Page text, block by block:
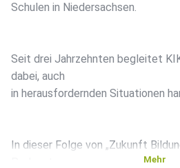
Schulen in Niedersachsen.
Seit drei Jahrzehnten begleitet
dabei, auch
in herausfordernden Situationen
In dieser Folge von „Zukunft
Mehr